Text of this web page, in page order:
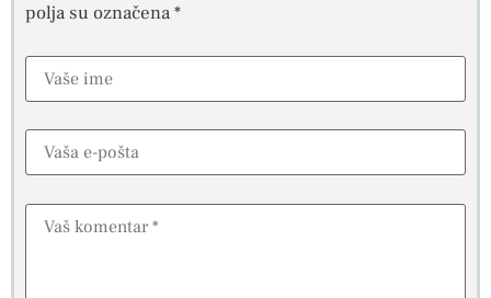
polja su označena*